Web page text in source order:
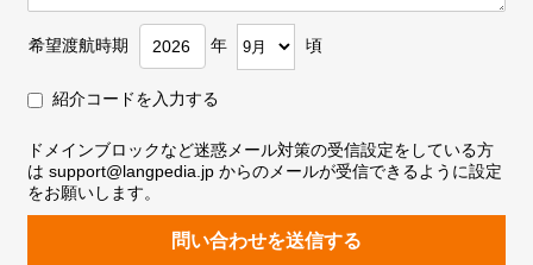
希望渡航時期 年 頃
紹介コードを入力する
ドメインブロックなど迷惑メール対策の受信設定をしている方
は support@langpedia.jp からのメールが受信できるように設定
をお願いします。
問い合わせを送信する